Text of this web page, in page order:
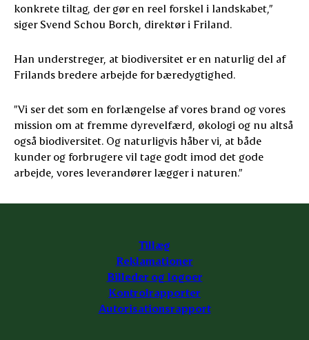
konkrete tiltag, der gør en reel forskel i landskabet,”
siger Svend Schou Borch, direktør i Friland.
Han understreger, at biodiversitet er en naturlig del af
Frilands bredere arbejde for bæredygtighed.
”Vi ser det som en forlængelse af vores brand og vores
mission om at fremme dyrevelfærd, økologi og nu altså
også biodiversitet. Og naturligvis håber vi, at både
kunder og forbrugere vil tage godt imod det gode
arbejde, vores leverandører lægger i naturen.”
Tillæg
Reklamationer
Billeder og logoer
Kontrolrapporter
Autorisationsrapport